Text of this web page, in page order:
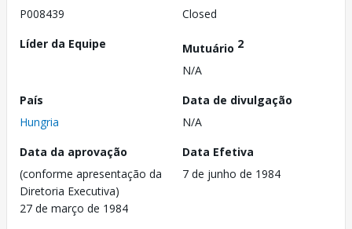
P008439
Closed
Líder da Equipe
Mutuário 2
N/A
País
Hungria
Data de divulgação
N/A
Data da aprovação
(conforme apresentação da
Diretoria Executiva)
27 de março de 1984
Data Efetiva
7 de junho de 1984